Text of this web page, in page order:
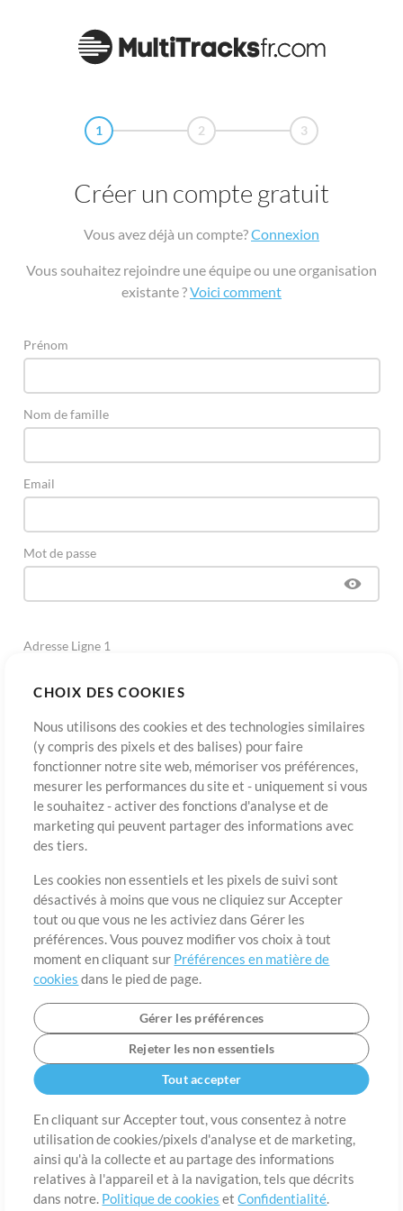
CHOIX DES COOKIES
Nous utilisons des cookies et des technologies similaires
(y compris des pixels et des balises) pour faire
fonctionner notre site web, mémoriser vos préférences,
mesurer les performances du site et - uniquement si vous
le souhaitez - activer des fonctions d'analyse et de
marketing qui peuvent partager des informations avec
des tiers.
Les cookies non essentiels et les pixels de suivi sont
désactivés à moins que vous ne cliquiez sur Accepter
tout ou que vous ne les activiez dans Gérer les
préférences. Vous pouvez modifier vos choix à tout
moment en cliquant sur Préférences en matière de
cookies dans le pied de page.
Gérer les préférences
Rejeter les non essentiels
Tout accepter
En cliquant sur Accepter tout, vous consentez à notre
utilisation de cookies/pixels d'analyse et de marketing,
ainsi qu'à la collecte et au partage des informations
relatives à l'appareil et à la navigation, tels que décrits
dans notre. Politique de cookies etConfidentialité.
1 2 3
Créer un compte gratuit
Vous avez déjà un compte?Connexion
Vous souhaitez rejoindre une équipe ou une organisation
existante ?Voici comment
Prénom
Nom de famille
Email
Mot de passe
Adresse Ligne 1
Ville
Pays
Étât Langue
A propos de Conditions d’utilisation Confidentialité
Préférences en
matière de cookies
Contact
©2006-2026 par MultiTracks LLC. Tous droits réservés.